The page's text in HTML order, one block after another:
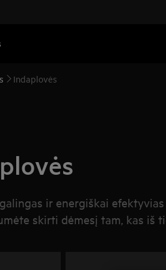
Indaplovės
ir energiškai
skirti dėmesį tam, kas iš